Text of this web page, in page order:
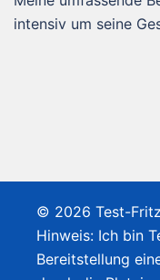
intensiv um seine
© 2026 Test-
Hinweis: Ich bin
Bereitstellung